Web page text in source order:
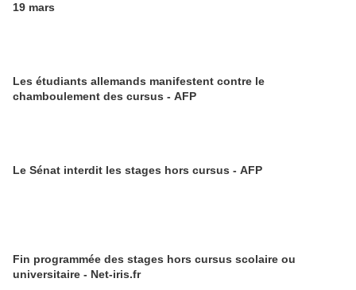
19 mars
Les étudiants allemands manifestent contre le
chamboulement des cursus - AFP
Le Sénat interdit les stages hors cursus - AFP
Fin programmée des stages hors cursus scolaire ou
universitaire - Net-iris.fr